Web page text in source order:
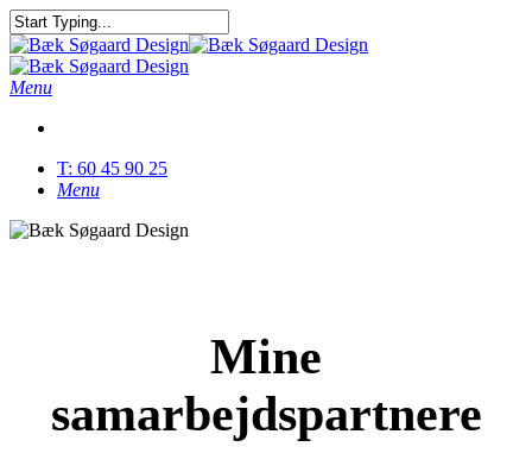
Skip
to
main
content
Close
Search
Menu
T: 60 45 90 25
Menu
Mine
samarbejdspartnere